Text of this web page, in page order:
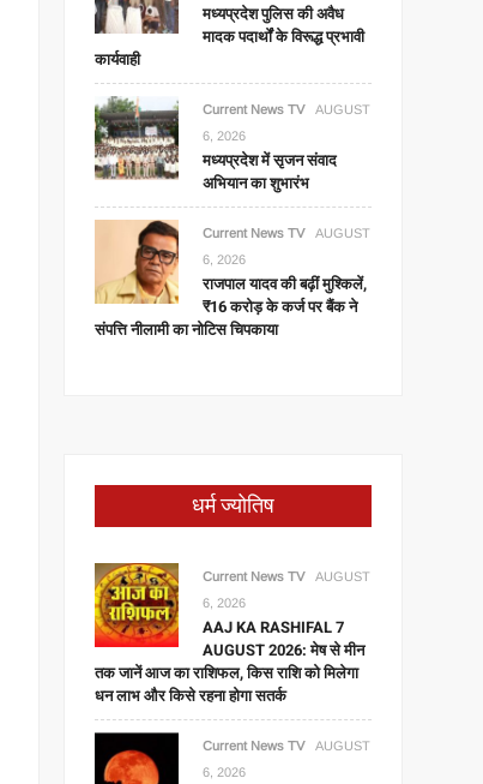
मध्यप्रदेश पुलिस की अवैध
मादक पदार्थों के विरूद्ध प्रभावी
कार्यवाही
Current News TV
AUGUST
6, 2026
मध्यप्रदेश में सृजन संवाद
अभियान का शुभारंभ
Current News TV
AUGUST
6, 2026
राजपाल यादव की बढ़ीं मुश्किलें,
₹16 करोड़ के कर्ज पर बैंक ने
संपत्ति नीलामी का नोटिस चिपकाया
धर्म ज्योतिष
Current News TV
AUGUST
6, 2026
AAJ KA RASHIFAL 7
AUGUST 2026: मेष से मीन
तक जानें आज का राशिफल, किस राशि को मिलेगा
धन लाभ और किसे रहना होगा सतर्क
Current News TV
AUGUST
6, 2026